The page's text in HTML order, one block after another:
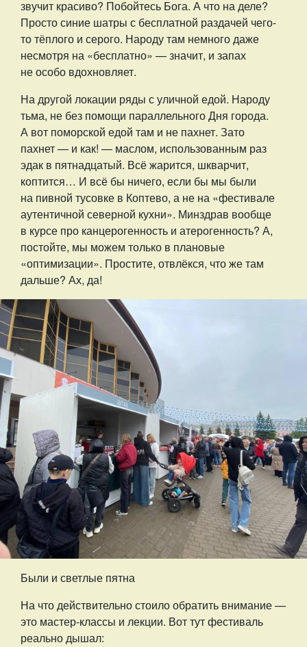
звучит красиво? Побойтесь Бога. А что на деле?
Просто синие шатры с бесплатной раздачей чего-
то тёплого и серого. Народу там немного даже
несмотря на «бесплатно» — значит, и запах
не особо вдохновляет.
На другой локации ряды с уличной едой. Народу
тьма, не без помощи параллельного Дня города.
А вот поморской едой там и не пахнет. Зато
пахнет — и как! — маслом, использованным раз
эдак в пятнадцатый. Всё жарится, шкварчит,
коптится… И всё бы ничего, если бы мы были
на пивной тусовке в Коптево, а не на «фестивале
аутентичной северной кухни». Минздрав вообще
в курсе про канцерогенность и атерогенность? А,
постойте, мы можем только в плановые
«оптимизации». Простите, отвлёкся, что же там
дальше? Ах, да!
Были и светлые пятна
На что действительно стоило обратить внимание —
это мастер-классы и лекции. Вот тут фестиваль
реально дышал: